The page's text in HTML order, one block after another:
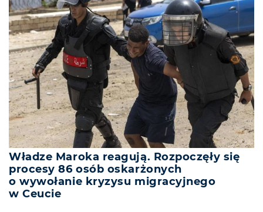
Władze Maroka reagują. Rozpoczęły się
procesy 86 osób oskarżonych
o wywołanie kryzysu migracyjnego
w Ceucie